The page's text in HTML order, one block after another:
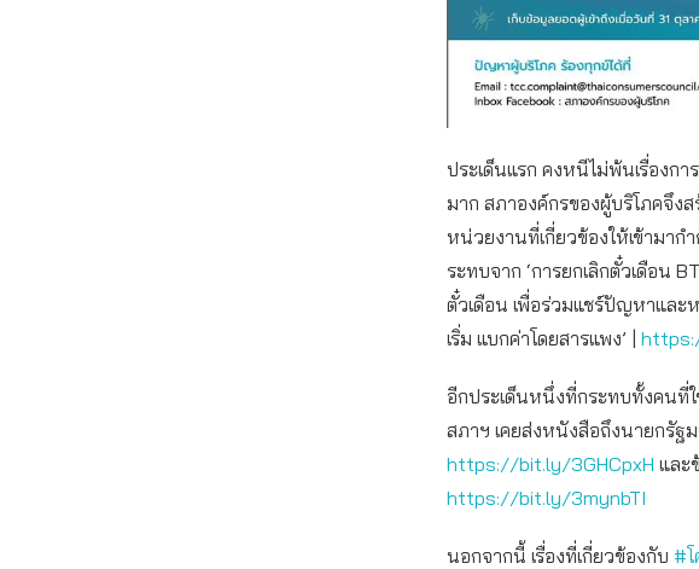
ประเด็นแรก คงหนีไม่พ้นเรื่องก
มาก สภาองค์กรของผู้บริโภคจึง
หน่วยงานที่เกี่ยวข้องให้เข้ามา
ระทบจาก ‘การยกเลิกตั๋วเดือน
ตั๋วเดือน เพื่อร่วมแชร์ปัญหาและห
เริ่ม แบกค่าโดยสารแพง’ |
อีกประเด็นหนึ่งที่กระทบทั้งคนที่
สภาฯ เคยส่งหนังสือถึงนายกรั
https://bit.ly/3GHCpxH และ
https://bit.ly/3mynbTI
นอกจากนี้ เรื่องที่เกี่ยวข้องกับ #โ